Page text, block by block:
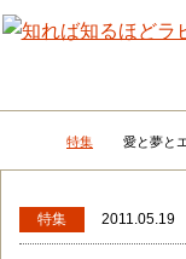
メニュー
DEEokinawaトップ
特集 愛と夢と
特集 2011.05.19